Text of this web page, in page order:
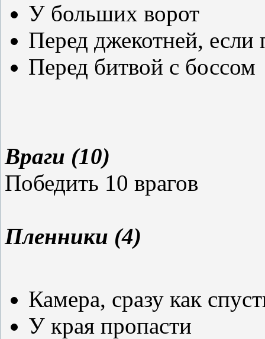
У больших ворот
Перед джекотней, если
Перед битвой с боссом
Враги (10)
Победить 10 врагов
Пленники (4)
Камера, сразу как
У края пропасти